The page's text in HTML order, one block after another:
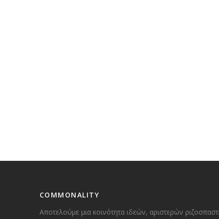
COMMONALITY
Αποτελούμε μια κοινότητα ιδεών, αριστερών